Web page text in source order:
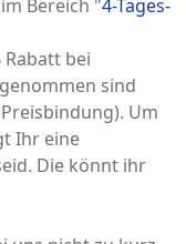
Bereich "4-Tages-
Rabatt bei
sind
Um
Ihr eine
Die könnt ihr